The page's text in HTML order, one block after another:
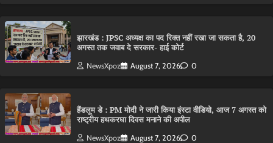
झारखंड : JPSC अध्यक्ष का पद रिक्त नहीं रखा जा सकता है, 20
अगस्त तक जवाब दे सरकार- हाई कोर्ट
NewsXpoz August 7, 2026 0
हैंडलूम डे : PM मोदी ने जारी किया इंस्टा वीडियो, आज 7 अगस्त को
राष्ट्रीय हथकरघा दिवस मनाने की अपील
NewsXpoz August 7, 2026 0